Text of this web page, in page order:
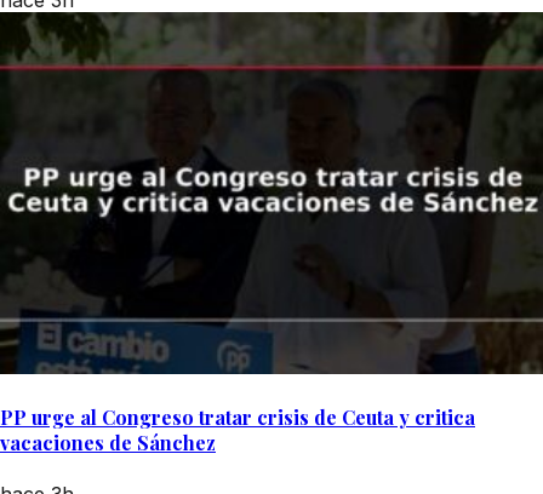
PP urge al Congreso tratar crisis de Ceuta y critica
vacaciones de Sánchez